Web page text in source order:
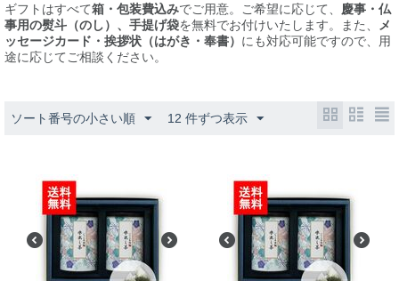
ギフトはすべて箱・包装費込みでご用意。ご希望に応じて、 慶事・仏
事用の熨斗（のし）、手提げ袋を無料でお付けいたします。また、
メ
ッセージカード・挨拶状（はがき・奉書） にも対応可能ですので、用
途に応じてご相談ください。
ソート番号の小さい順 12 件ずつ表示